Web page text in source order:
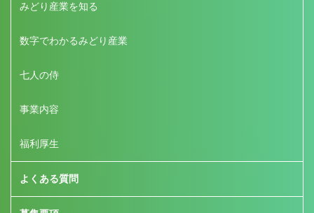
みどり産業を知る
数字でわかるみどり産業
七人の侍
事業内容
福利厚生
よくある質問